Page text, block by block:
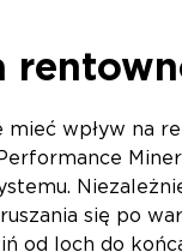
mieć wpływ na
się po
od loch do